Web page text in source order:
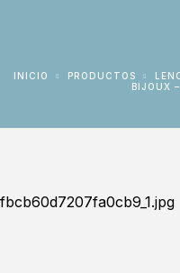
INICIO PRODUCTOS
BIJOUX